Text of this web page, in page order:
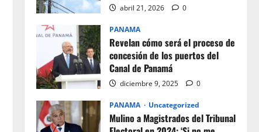
abril 21, 2026 0
PANAMA
Revelan cómo será el proceso de
concesión de los puertos del
Canal de Panamá
diciembre 9, 2025 0
PANAMA Uncategorized
Mulino a Magistrados del Tribunal